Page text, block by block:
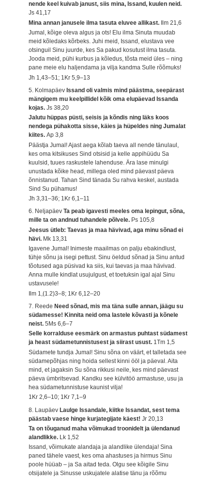
nende keel kuivab janust, siis mina, Issand, kuulen neid.
Js 41,17
Mina annan janusele ilma tasuta eluvee allikast. Ilm 21,6
Jumal, kõige oleva algus ja ots! Elu ilma Sinuta muudab
meid kõledaks kõrbeks. Juhi meid, Issand, elustava vee
otsinguil Sinu juurde, kes Sa pakud kosutust ilma tasuta.
Jooda meid, pühi kurbus ja kõledus, tõsta meid üles – ning
pane meie elu haljendama ja vilja kandma Sulle rõõmuks!
Jh 1,43–51; 1Kr 5,9–13
5. Kolmapäev Issand oli valmis mind päästma, seepärast
mängigem mu keelpillidel kõik oma elupäevad Issanda
kojas.Js 38,20
Jalutu hüppas püsti, seisis ja kõndis ning läks koos
nendega pühakotta sisse, käies ja hüpeldes ning Jumalat
kiites.Ap 3,8
Päästja Jumal! Ajast aega kõlab taeva all nende tänulaul,
kes oma kitsikuses Sind otsisid ja kelle appihüüdu Sa
kuulsid, tuues raskustele lahenduse. Ära lase minulgi
unustada kõike head, millega oled mind päevast päeva
õnnistanud. Tahan Sind tänada Su rahva keskel, austada
Sind Su pühamus!
Jh 3,31–36; 1Kr 6,1–11
6. NeljapäevTa peab igavesti meeles oma lepingut, sõna,
mille ta on andnud tuhandele põlvele. Ps 105,8
Jeesus ütleb: Taevas ja maa hävivad, aga minu sõnad ei
hävi. Mk 13,31
Igavene Jumal! Inimeste maailmas on palju ebakindlust,
tühje sõnu ja isegi pettust. Sinu öeldud sõnad ja Sinu antud
tõotused aga püsivad ka siis, kui taevas ja maa hävivad.
Anna mulle kindlat usujulgust, et toetuksin igal ajal Sinu
ustavusele!
Ilm 1,(1.2)3–8; 1Kr 6,12–20
7. Reede Need sõnad, mis ma täna sulle annan, jäägu su
südamesse! Kinnita neid oma lastele kõvasti ja kõnele
neist.5Ms 6,6–7
Selle korralduse eesmärk on armastus puhtast südamest
ja heast südametunnistusest ja siirast usust. 1Tm 1,5
Südamete tundja Jumal! Sinu sõna on väärt, et talletada see
südamepõhjas ning hoida sellest kinni ööl ja päeval. Aita
mind, et jagaksin Su sõna rikkusi neile, kes mind päevast
päeva ümbritsevad. Kandku see külvitöö armastuse, usu ja
hea südametunnistuse kaunist vilja!
1Kr 2,6–10; 1Kr 7,1–9
8. LaupäevLaulge Issandale, kiitke Issandat, sest tema
päästab vaese hinge kurjategijate käest!Jr 20,13
Ta on tõuganud maha võimukad troonidelt ja ülendanud
alandlikke. Lk 1,52
Issand, võimukate alandaja ja alandlike ülendaja! Sina
paned tähele vaest, kes oma ahastuses ja hirmus Sinu
poole hüüab – ja Sa aitad teda. Olgu see kõigile Sinu
otsijatele ja Sinusse uskujatele alatise tänu ja rõõmu